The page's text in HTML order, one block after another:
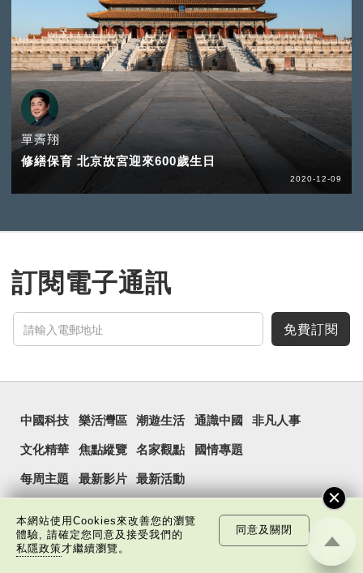
單霽翔
修繕保育 北京故宮迎來600歲生日
2020-12-09
訂閱電子通訊
免費訂閱
中國科技 樂活灣區 潮遊生活 通識中國 非凡人事
文化精華 焦點縱覽 名家觀點 國情專題
每周主題 最新影片 最新活動
本網站使用Cookies來改善您的瀏覽
體驗, 請確定您同意及接受我們的
私隱政策才繼續瀏覽。
同意及關閉